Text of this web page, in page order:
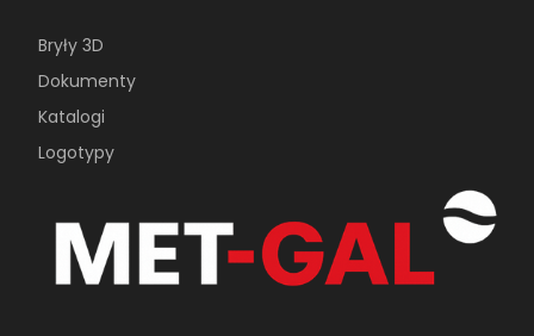
Bryły 3D
Dokumenty
Katalogi
Logotypy